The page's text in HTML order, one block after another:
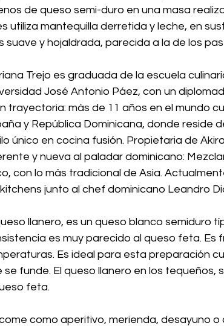
de queso semi-duro en una masa
utiliza mantequilla derretida y leche, en
suave y hojaldrada, parecida a la de los
Trejo es graduada de la escuela
José Antonio Páez, con un
trayectoria: más de 11 años en el mundo
y República Dominicana, donde reside
único en cocina fusión. Propietaria de
y nueva al paladar dominicano:
con lo más tradicional de Asia.
junto al chef dominicano Leandro
llanero, es un queso blanco semiduro
es muy parecido al queso feta. Es
Es ideal para esta preparación
se funde. El queso llanero en los tequeños,
feta.
como aperitivo, merienda, desayuno o